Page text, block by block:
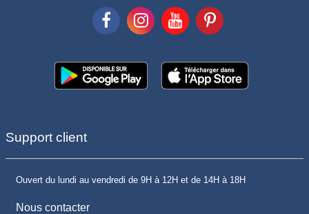
Support client
Ouvert du lundi au vendredi de 9H à 12H et de 14H à 18H
Nous contacter